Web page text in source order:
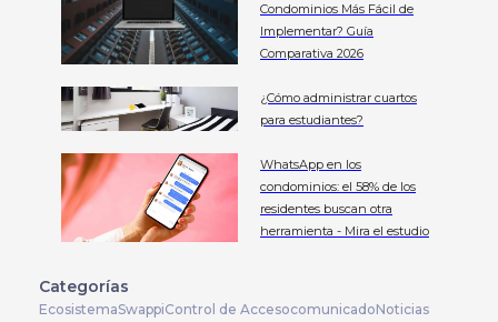
Condominios Más Fácil de
Implementar? Guía
Comparativa 2026
¿Cómo administrar cuartos
para estudiantes?
WhatsApp en los
condominios: el 58% de los
residentes buscan otra
herramienta - Mira el estudio
Categorías
EcosistemaSwappiControl de AccesocomunicadoNoticias